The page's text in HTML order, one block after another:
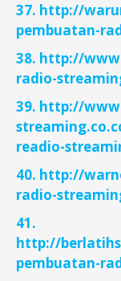
37. http://
pembuatan-
38. http://
radio-
39. http://
readio-
40. http://
radio-
41.
http://
pembuatan-